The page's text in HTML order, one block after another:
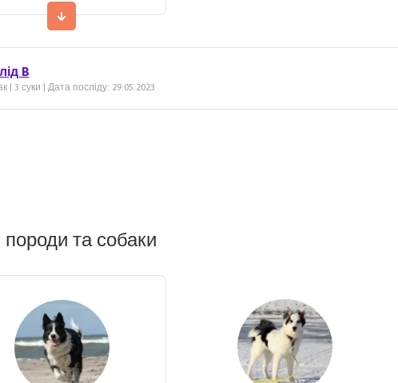
B
| 3 суки | Дата посліду: 29.05.2023
та собаки